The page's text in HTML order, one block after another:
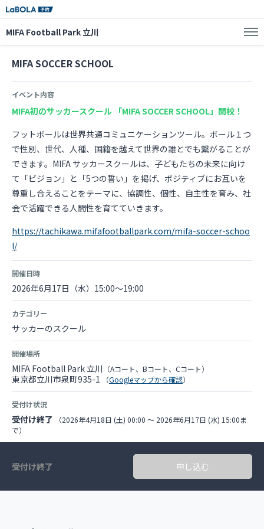
MIFA Football Park 立川
MIFA SOCCER SCHOOL
イベント内容
MIFA初のサッカースクール 「MIFA SOCCER SCHOOL」開校！
フットボールは世界共通コミュニケーションツール。ボール１つ
で性別、世代、人種、国籍を越えて世界の誰とでも繋がることが
できます。MIFA サッカースクールは、子どもたちの未来に向け
て「ビジョン」と「5つの誓い」を掲げ、ポジティブにお互いを
尊重し合えることをテーマに、協調性、個性、自主性を育み、社
会で活躍できる人間性を育てていきます。
https://tachikawa.mifafootballpark.com/mifa-soccer-schoo
l/
開催日時
2026年6月17日（水）15:00～19:00
カテゴリー
サッカーのスクール
開催場所
MIFA Football Park 立川 （Aコート、Bコート、Cコート）
東京都立川市泉町935-1 （Googleマップから確認）
受付け状況
受付け終了
（2026年4月18日 (土) 00:00 〜 2026年6月17日 (水) 15:00ま
で）
受付け終了 申し込む